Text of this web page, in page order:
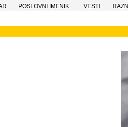
POSLOVNI IMENIK VESTI